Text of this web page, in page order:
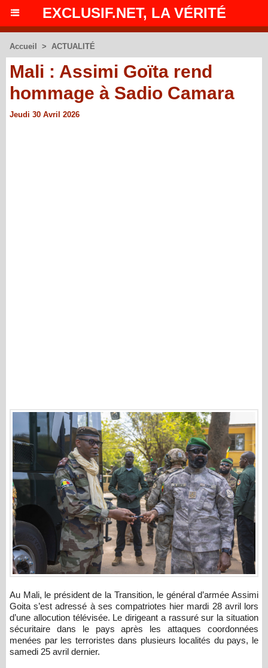
EXCLUSIF.NET, LA VÉRITÉ
Accueil > ACTUALITÉ
Mali : Assimi Goïta rend
hommage à Sadio Camara
Jeudi 30 Avril 2026
Au Mali, le président de la Transition, le général d’armée Assimi
Goita s’est adressé à ses compatriotes hier mardi 28 avril lors
d’une allocution télévisée. Le dirigeant a rassuré sur la situation
sécuritaire dans le pays après les attaques coordonnées
menées par les terroristes dans plusieurs localités du pays, le
samedi 25 avril dernier.